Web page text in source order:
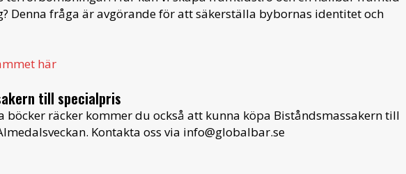
Denna fråga är avgörande för att säkerställa bybornas identitet och
här
till specialpris
böcker räcker kommer du också att kunna köpa Biståndsmassakern till
Kontakta oss via info@globalbar.se